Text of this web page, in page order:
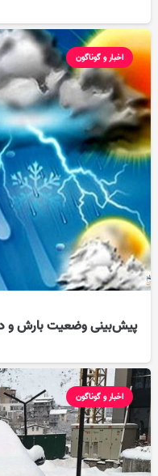
اخبار و گوناگون
پیش‌بینی وضعیت بارش و دما
اخبار و گوناگون